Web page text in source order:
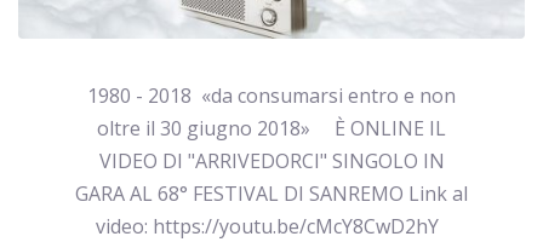
1980 - 2018 «da consumarsi entro e non
oltre il 30 giugno 2018» È ONLINE IL
VIDEO DI "ARRIVEDORCI" SINGOLO IN
GARA AL 68° FESTIVAL DI SANREMO Link al
video: https://youtu.be/cMcY8CwD2hY